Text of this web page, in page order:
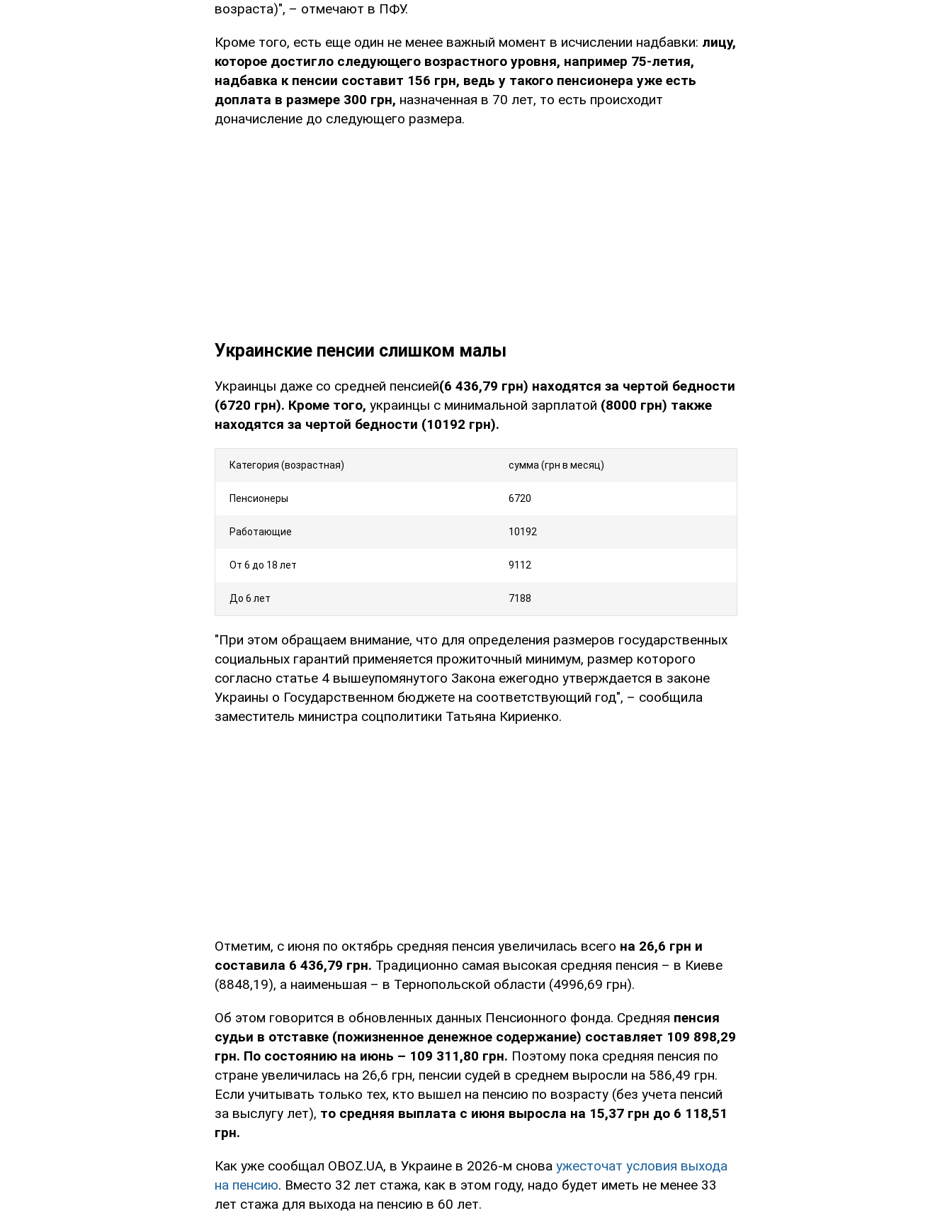
возраста)", – отмечают в ПФУ.
Кроме того, есть еще один не менее важный момент в исчислении надбавки: лицу,
которое достигло следующего возрастного уровня, например 75-летия,
надбавка к пенсии составит 156 грн, ведь у такого пенсионера уже есть
доплата в размере 300 грн, назначенная в 70 лет, то есть происходит
доначисление до следующего размера.
Украинские пенсии слишком малы
Украинцы даже со средней пенсией(6 436,79 грн) находятся за чертой бедности
(6720 грн). Кроме того, украинцы с минимальной зарплатой (8000 грн) также
находятся за чертой бедности (10192 грн).
Категория (возрастная) сумма (грн в месяц)
Пенсионеры 6720
Работающие 10192
От 6 до 18 лет 9112
До 6 лет 7188
"При этом обращаем внимание, что для определения размеров государственных
социальных гарантий применяется прожиточный минимум, размер которого
согласно статье 4 вышеупомянутого Закона ежегодно утверждается в законе
Украины о Государственном бюджете на соответствующий год", – сообщила
заместитель министра соцполитики Татьяна Кириенко.
Отметим, с июня по октябрь средняя пенсия увеличилась всего на 26,6 грн и
составила 6 436,79 грн. Традиционно самая высокая средняя пенсия – в Киеве
(8848,19), а наименьшая – в Тернопольской области (4996,69 грн).
Об этом говорится в обновленных данных Пенсионного фонда. Средняя пенсия
судьи в отставке (пожизненное денежное содержание) составляет 109 898,29
грн. По состоянию на июнь – 109 311,80 грн. Поэтому пока средняя пенсия по
стране увеличилась на 26,6 грн, пенсии судей в среднем выросли на 586,49 грн.
Если учитывать только тех, кто вышел на пенсию по возрасту (без учета пенсий
за выслугу лет), то средняя выплата с июня выросла на 15,37 грн до 6 118,51
грн.
Как уже сообщал OBOZ.UA, в Украине в 2026-м снова ужесточат условия выхода
на пенсию. Вместо 32 лет стажа, как в этом году, надо будет иметь не менее 33
лет стажа для выхода на пенсию в 60 лет.